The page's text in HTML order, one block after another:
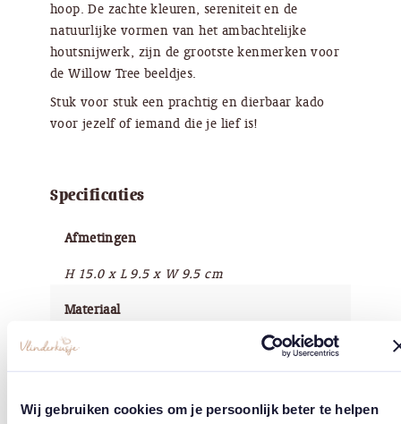
Wij gebruiken cookies om je persoonlijk beter te helpen
hoop. De zachte kleuren, sereniteit en de
natuurlijke vormen van het ambachtelijke
houtsnijwerk, zijn de grootste kenmerken voor
de Willow Tree beeldjes.
Stuk voor stuk een prachtig en dierbaar kado
voor jezelf of iemand die je lief is!
Specificaties
Afmetingen
H 15.0 x L 9.5 x W 9.5 cm
Materiaal
Kunsthars
Handbeschilderd